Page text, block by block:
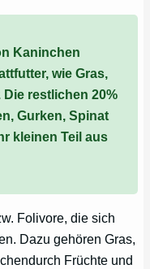
Kaninchen
wie Gras,
restlichen 20%
Gurken, Spinat
kleinen Teil aus
Folivore, die sich
Dazu gehören Gras,
Früchte und